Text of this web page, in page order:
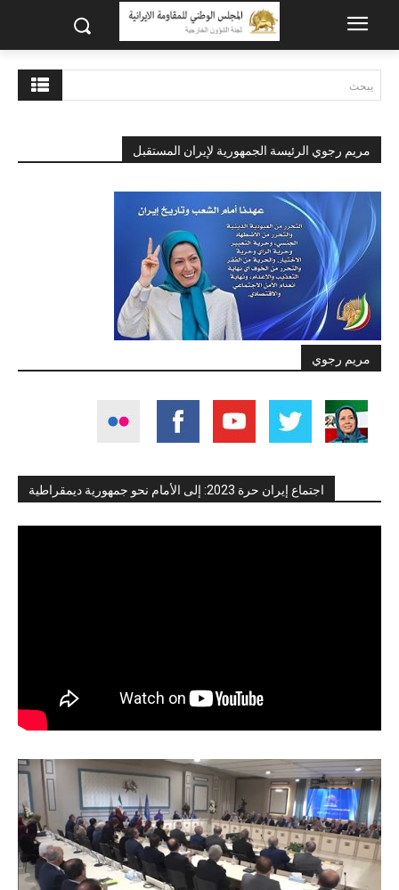
يبحث
مريم رجوي الرئيسة الجمهورية لإيران المستقبل
مريم رجوي
اجتماع إيران حرة 2023: إلى الأمام نحو جمهورية ديمقراطية